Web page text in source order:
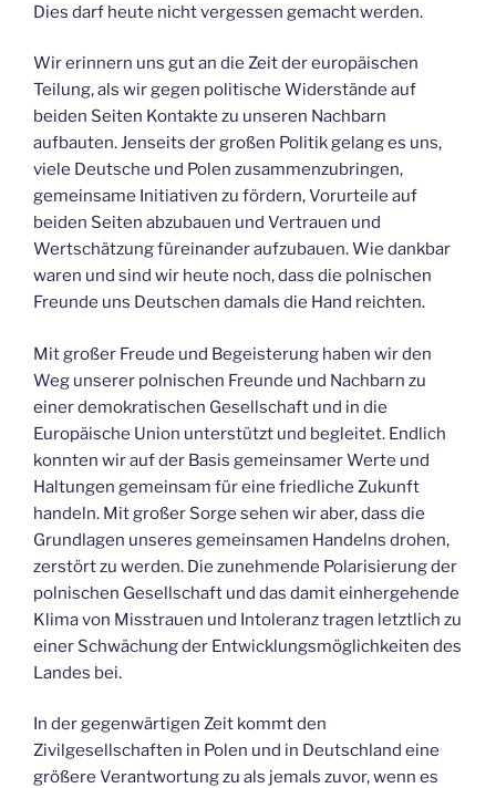
Dies darf heute nicht vergessen gemacht werden.
Wir erinnern uns gut an die Zeit der europäischen
Teilung, als wir gegen politische Widerstände auf
beiden Seiten Kontakte zu unseren Nachbarn
aufbauten. Jenseits der großen Politik gelang es uns,
viele Deutsche und Polen zusammenzubringen,
gemeinsame Initiativen zu fördern, Vorurteile auf
beiden Seiten abzubauen und Vertrauen und
Wertschätzung füreinander aufzubauen. Wie dankbar
waren und sind wir heute noch, dass die polnischen
Freunde uns Deutschen damals die Hand reichten.
Mit großer Freude und Begeisterung haben wir den
Weg unserer polnischen Freunde und Nachbarn zu
einer demokratischen Gesellschaft und in die
Europäische Union unterstützt und begleitet. Endlich
konnten wir auf der Basis gemeinsamer Werte und
Haltungen gemeinsam für eine friedliche Zukunft
handeln. Mit großer Sorge sehen wir aber, dass die
Grundlagen unseres gemeinsamen Handelns drohen,
zerstört zu werden. Die zunehmende Polarisierung der
polnischen Gesellschaft und das damit einhergehende
Klima von Misstrauen und Intoleranz tragen letztlich zu
einer Schwächung der Entwicklungsmöglichkeiten des
Landes bei.
In der gegenwärtigen Zeit kommt den
Zivilgesellschaften in Polen und in Deutschland eine
größere Verantwortung zu als jemals zuvor, wenn es